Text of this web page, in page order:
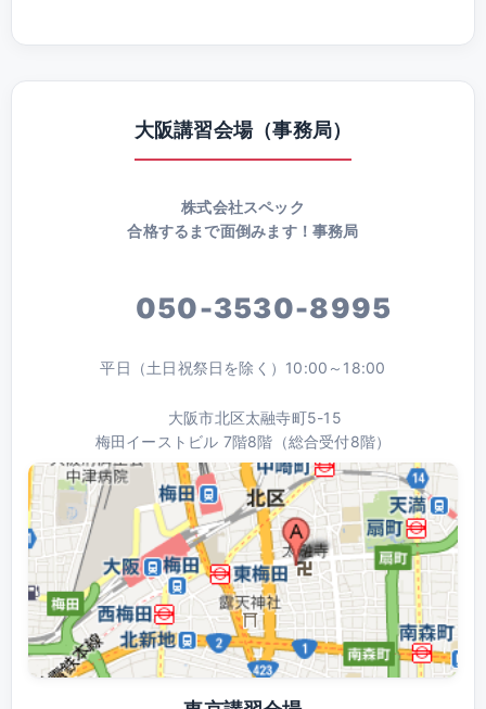
大阪講習会場（事務局）
株式会社スペック
合格するまで面倒みます！事務局
050-3530-8995
平日（土日祝祭日を除く）10:00～18:00
大阪市北区太融寺町5-15
梅田イーストビル 7階8階（総合受付8階）